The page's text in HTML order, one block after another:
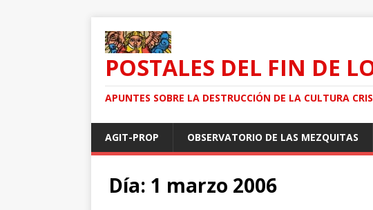
POSTALES DEL FIN DE
APUNTES SOBRE LA DESTRUCCIÓN DE LA CULTURA
AGIT-PROP OBSERVATORIO DE LAS MEZQUITAS
Día: 1 marzo 2006